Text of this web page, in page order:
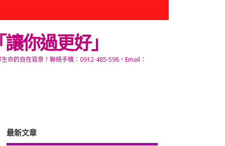
你過更好」
命的自在寫意！聯絡手機：0912-485-598，Email：
最新文章